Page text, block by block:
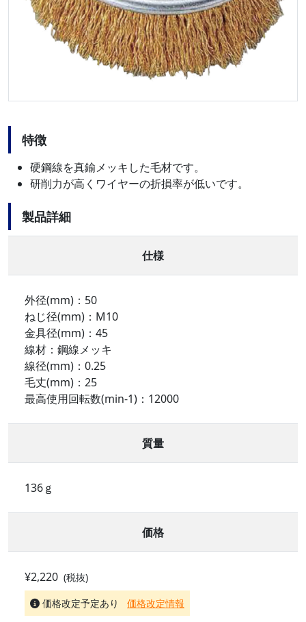
特徴
硬鋼線を真鍮メッキした毛材です。
研削力が高くワイヤーの折損率が低いです。
製品詳細
仕様
外径(mm)：50
ねじ径(mm)：M10
金具径(mm)：45
線材：鋼線メッキ
線径(mm)：0.25
毛丈(mm)：25
最高使用回転数(min-1)：12000
質量
136ｇ
価格
¥2,220 (税抜)
価格改定予定あり
価格改定情報